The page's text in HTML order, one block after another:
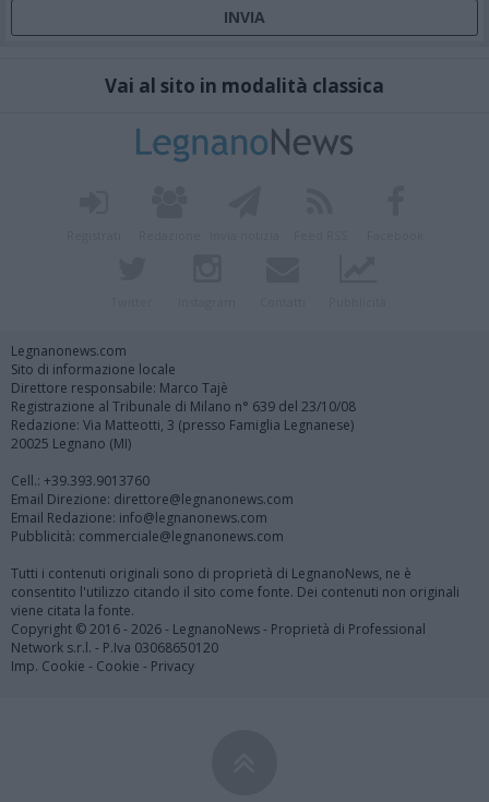
Vai al sito in modalità classica
Legnanonews.com
Sito di informazione locale
Direttore responsabile: Marco Tajè
Registrazione al Tribunale di Milano n° 639 del 23/10/08
Redazione: Via Matteotti, 3 (presso Famiglia Legnanese)
20025 Legnano (MI)
Cell.: +39.393.9013760
Email Direzione: direttore@legnanonews.com
Email Redazione: info@legnanonews.com
Pubblicità: commerciale@legnanonews.com
Tutti i contenuti originali sono di proprietà di LegnanoNews, ne è
consentito l'utilizzo citando il sito come fonte. Dei contenuti non originali
viene citata la fonte.
Copyright © 2016 - 2026 - LegnanoNews - Proprietà di Professional
Network s.r.l. - P.Iva 03068650120
Imp. Cookie - Cookie - Privacy